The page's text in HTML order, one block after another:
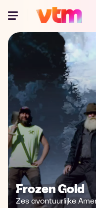
Voor je onze
best je
van de
Google
Firefox
Safari
Microsoft
Opera
Frozen Gold
Zes avontuurlijke